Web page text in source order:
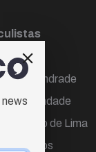
Freire
Andrade
Trindade
Carvalho de Lima
Campos